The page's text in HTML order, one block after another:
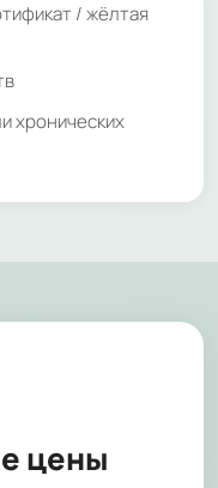
/ жёлтая
хронических
цены